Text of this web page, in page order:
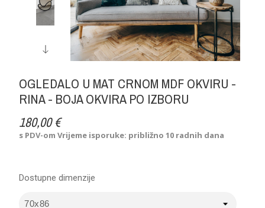
OGLEDALO U MAT CRNOM MDF OKVIRU -
RINA - BOJA OKVIRA PO IZBORU
180,00 €
s PDV-omVrijeme isporuke: približno 10 radnih dana
Dostupne dimenzije